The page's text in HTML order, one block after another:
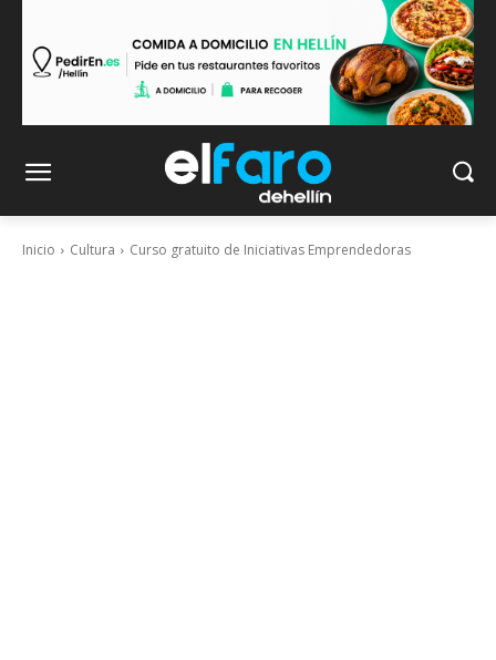
Inicio Cultura Curso gratuito de Iniciativas Emprendedoras